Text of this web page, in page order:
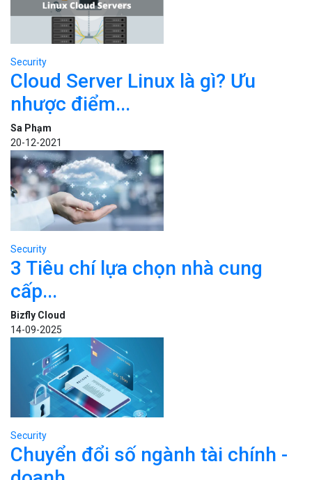
Security
3 Tiêu chí lựa chọn nhà cung
cấp...
Bizfly Cloud
14-09-2025
Security
Chuyển đổi số ngành tài chính -
doanh...
Bizfly Cloud
20-12-2021
BÀI VIẾT LIÊN QUAN